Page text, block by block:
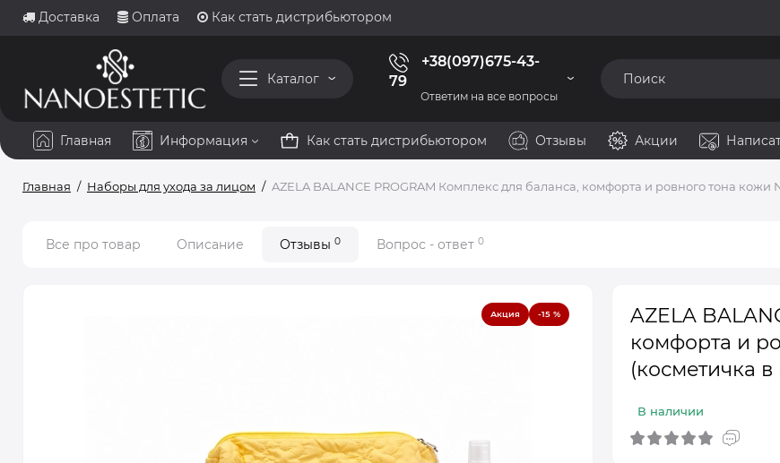
Доставка Оплата Как стать дистрибьютором
Каталог
+38(097)675-43-
79
Ответим на все вопросы
Главная Информация Как стать дистрибьютором Отзывы Акции
Главная Наборы для ухода за лицом AZELA BALANCE PROGRAM Комплекс для баланса, комфорта и ровного тона кожи
Все про товар Описание Отзывы 0 Вопрос - ответ 0
Акция -15 %
AZELA
комфорта и
(косметичка
В наличии